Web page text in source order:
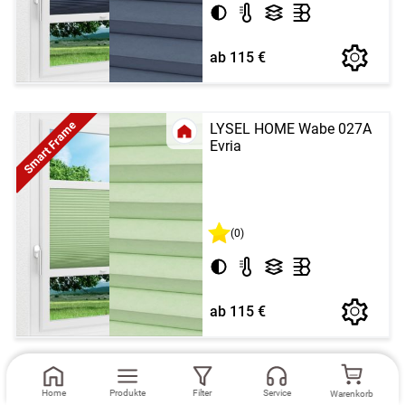
ab 115 €
LYSEL HOME Wabe 027A
Evria
Smart Frame
(0)
ab 115 €
LYSEL HOME Wabe 001A
Evria
Home Produkte Filter Service Warenkorb